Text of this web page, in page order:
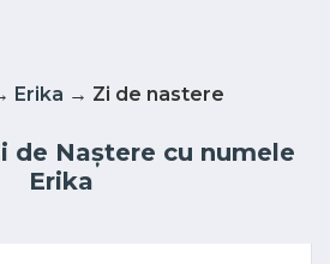
Erika → Zi de nastere
de Naștere cu numele
Erika